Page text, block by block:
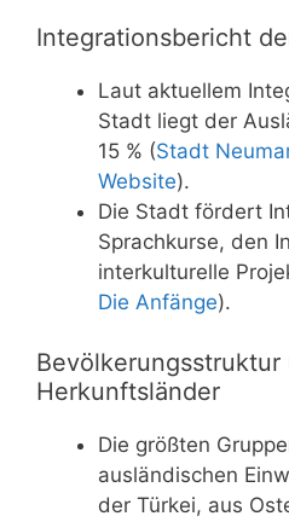
Integrationsbericht
Laut aktuellem
Stadt liegt der
15 % (Stadt
Website).
Die Stadt fördert
Sprachkurse, den
interkulturelle
Die Anfänge).
Bevölkerungsstruktur
Herkunftsländer
Die größten
ausländischen
der Türkei, aus